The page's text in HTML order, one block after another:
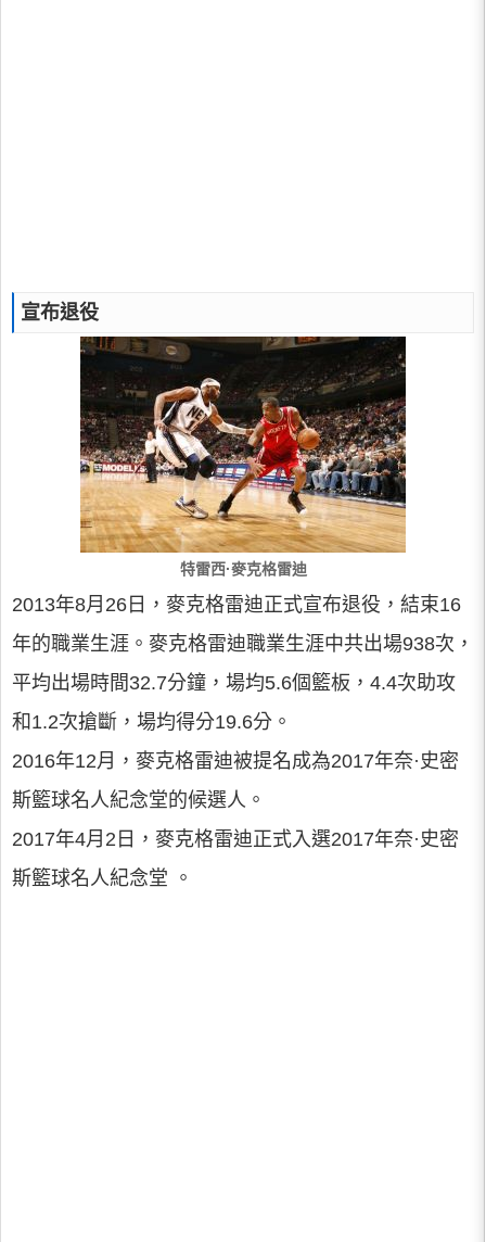
宣布退役
特雷西·麥克格雷迪
2013年8月26日，麥克格雷迪正式宣布退役，結束16
年的職業生涯。麥克格雷迪職業生涯中共出場938次，
平均出場時間32.7分鐘，場均5.6個籃板，4.4次助攻
和1.2次搶斷，場均得分19.6分。
2016年12月，麥克格雷迪被提名成為2017年奈·史密
斯籃球名人紀念堂的候選人。
2017年4月2日，麥克格雷迪正式入選2017年奈·史密
斯籃球名人紀念堂 。